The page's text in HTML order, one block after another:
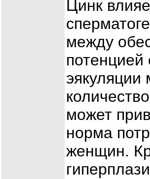
Цинк
между
эякуляции
может
норма
женщин.